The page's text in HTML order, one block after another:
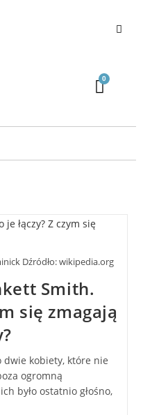
Dźródło: wikipedia.org
Smith.
się zmagają
dwie kobiety, które nie
ogromną
było ostatnio głośno,